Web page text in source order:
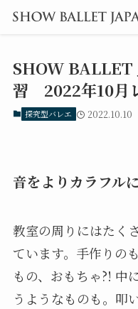
TOP
Message
Blog
探究型バレエ
SHOW
習 2022年10月
探究型バレエ 2022.10.10
音をよりカラフル
教室の周りにはたく
ています。手作りの
もの、おもちゃ?! 中
うようなものも。叩